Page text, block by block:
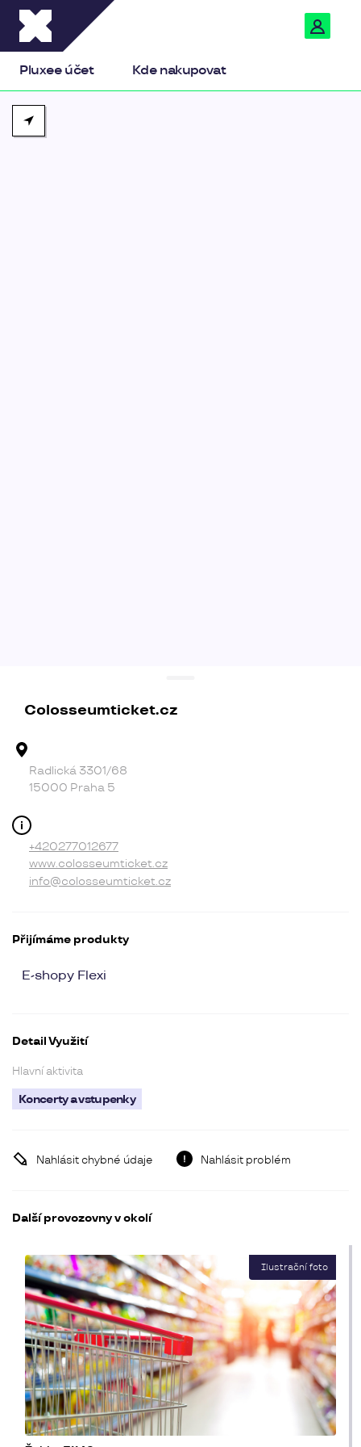
Pluxee účet Kde nakupovat
Colosseumticket.cz
Radlická 3301/68
15000 Praha 5
+420277012677
www.colosseumticket.cz
info@colosseumticket.cz
Přijímáme produkty
E-shopy Flexi
Detail Využití
Hlavní aktivita
Koncerty a vstupenky
Nahlásit chybné údaje Nahlásit problém
Další provozovny v okolí